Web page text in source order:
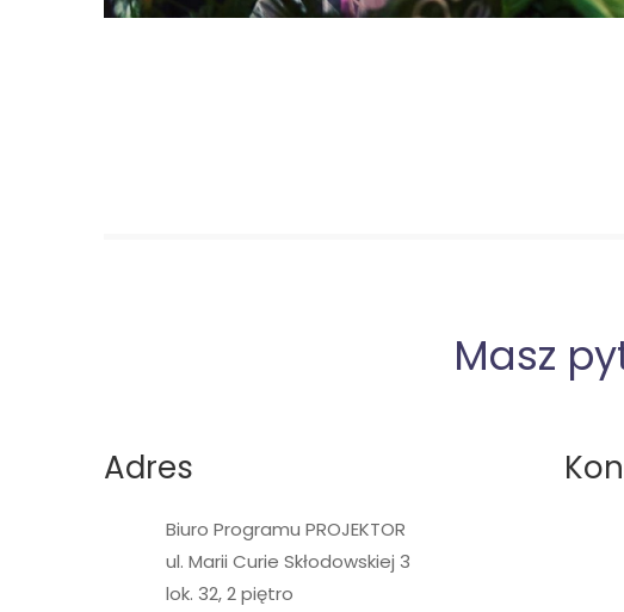
Masz
Adres
Biuro Programu PROJEKTOR
ul. Marii Curie Skłodowskiej 3
lok. 32, 2 piętro